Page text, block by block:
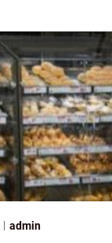
...
admin